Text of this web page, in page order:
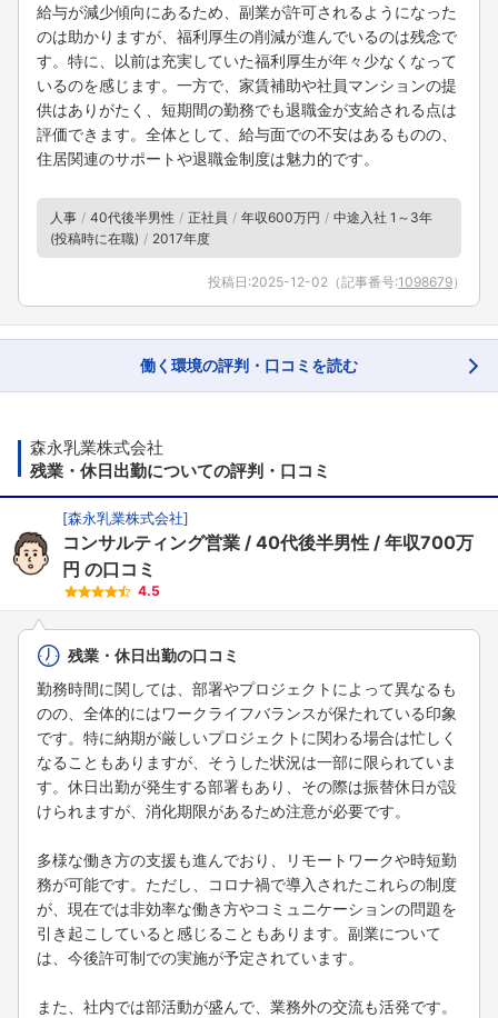
給与が減少傾向にあるため、副業が許可されるようになった
のは助かりますが、福利厚生の削減が進んでいるのは残念で
す。特に、以前は充実していた福利厚生が年々少なくなって
いるのを感じます。一方で、家賃補助や社員マンションの提
供はありがたく、短期間の勤務でも退職金が支給される点は
評価できます。全体として、給与面での不安はあるものの、
住居関連のサポートや退職金制度は魅力的です。
人事 40代後半男性 正社員 年収600万円
中途入社 1～3年
(投稿時に在職)
2017年度
投稿日:2025-12-02 （記事番号:1098679）
働く環境の評判・口コミを読む
森永乳業株式会社
残業・休日出勤についての評判・口コミ
[森永乳業株式会社]
コンサルティング営業 40代後半男性
年収700万
円 の口コミ
4.5
残業・休日出勤の口コミ
勤務時間に関しては、部署やプロジェクトによって異なるも
のの、全体的にはワークライフバランスが保たれている印象
です。特に納期が厳しいプロジェクトに関わる場合は忙しく
なることもありますが、そうした状況は一部に限られていま
す。休日出勤が発生する部署もあり、その際は振替休日が設
けられますが、消化期限があるため注意が必要です。
多様な働き方の支援も進んでおり、リモートワークや時短勤
務が可能です。ただし、コロナ禍で導入されたこれらの制度
が、現在では非効率な働き方やコミュニケーションの問題を
引き起こしていると感じることもあります。副業について
は、今後許可制での実施が予定されています。
また、社内では部活動が盛んで、業務外の交流も活発です。